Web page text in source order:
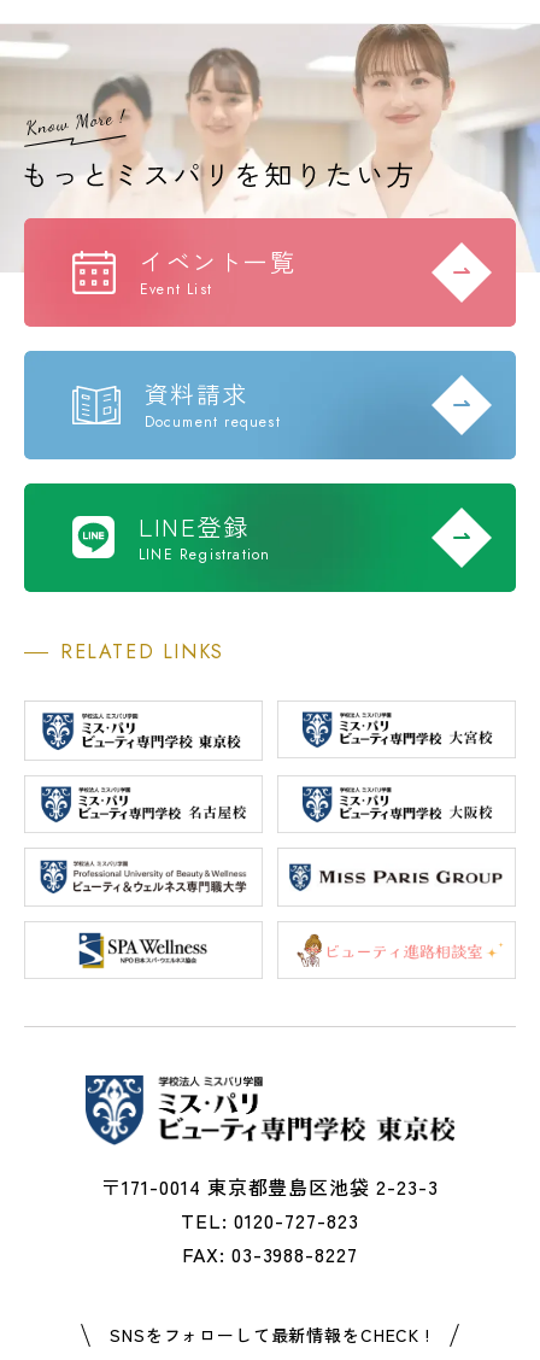
イベント一覧
Event List
資料請求
Document request
LINE登録
LINE Registration
RELATED LINKS
〒171-0014 東京都豊島区池袋 2-23-3
TEL: 0120-727-823
FAX: 03-3988-8227
SNSをフォローして最新情報をCHECK !